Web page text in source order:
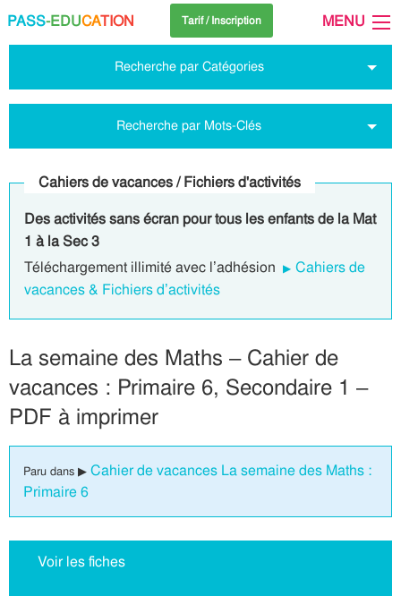
PASS-EDUCATION Tarif / Inscription MENU
Recherche par Catégories
Recherche par Mots-Clés
Cahiers de vacances / Fichiers d'activités
Des activités sans écran pour tous les enfants de la Mat
1 à la Sec 3
Téléchargement illimité avec l’adhésion
Cahiers de
vacances & Fichiers d’activités
La semaine des Maths – Cahier de
vacances : Primaire 6, Secondaire 1 –
PDF à imprimer
Paru dans ▶ Cahier de vacances La semaine des Maths :
Primaire 6
Voir les fiches